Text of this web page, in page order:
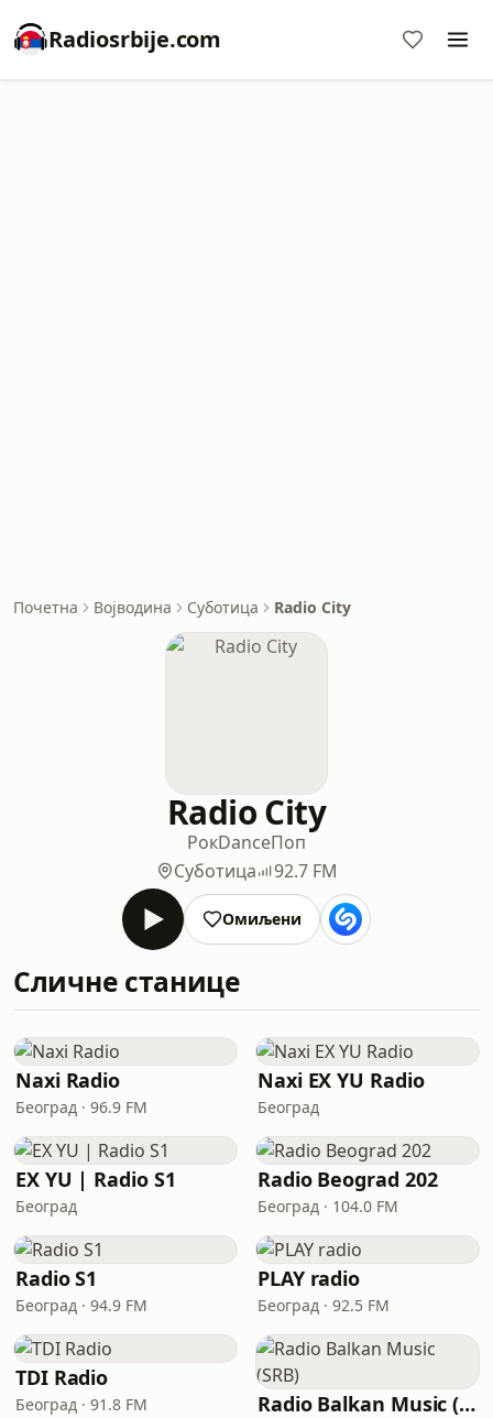
Radiosrbije.com
Почетна Војводина Суботица Radio City
Radio City
РокDanceПоп
Суботица
92.7 FM
Омиљени
Сличне станице
Naxi Radio
Београд · 96.9 FM
Naxi EX YU Radio
Београд
EX YU | Radio S1
Београд
Radio Beograd 202
Београд · 104.0 FM
Radio S1
Београд · 94.9 FM
PLAY radio
Београд · 92.5 FM
TDI Radio
Београд · 91.8 FM Radio Balkan Music (SRB)